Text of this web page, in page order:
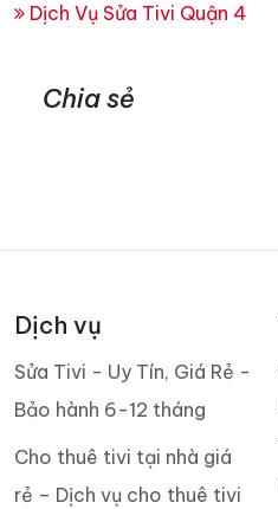
Dịch Vụ Sửa Tivi Quận 4
Chia sẻ
Dịch vụ
Sửa Tivi - Uy Tín, Giá Rẻ -
Bảo hành 6-12 tháng
Cho thuê tivi tại nhà giá
rẻ – Dịch vụ cho thuê tivi